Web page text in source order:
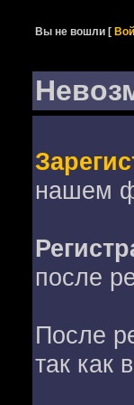
Вы не вошли [
нашем
после
После
так как